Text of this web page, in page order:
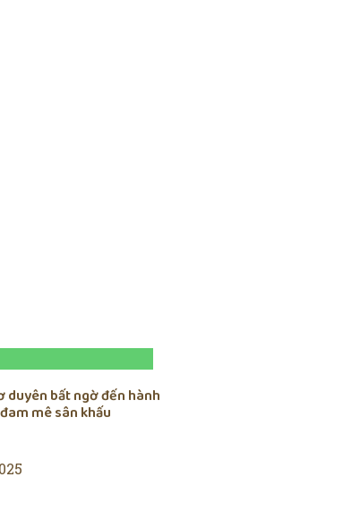
duyên bất ngờ đến hành
mê sân khấu